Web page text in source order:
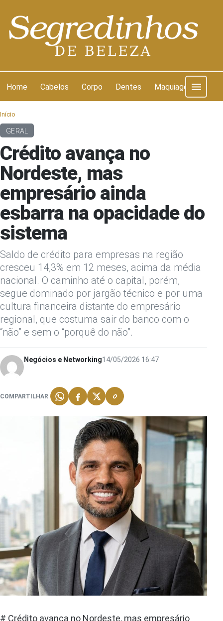
Home Cabelos Corpo Dentes Maquiagem
Início
GERAL
Crédito avança no
Nordeste, mas
empresário ainda
esbarra na opacidade do
sistema
Saldo de crédito para empresas na região
cresceu 14,3% em 12 meses, acima da média
nacional. O caminho até o capital, porém,
segue dominado por jargão técnico e por uma
cultura financeira distante do empresário
regional, que costuma sair do banco com o
“não” e sem o “porquê do não”.
Negócios e Networking14/05/2026 16:47
COMPARTILHAR
# Crédito avança no Nordeste, mas empresário